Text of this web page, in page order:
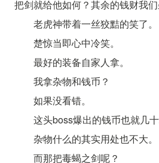
把剑就给他如何？其余的钱财我
老虎神带着一丝狡黠的笑了。
楚惊当即心中冷笑。
最好的装备自家人拿。
我拿杂物和钱币？
如果没看错。
这头boss爆出的钱币也就几十
杂物什么的其实用处也不大。
而那把毒蝎之剑呢？